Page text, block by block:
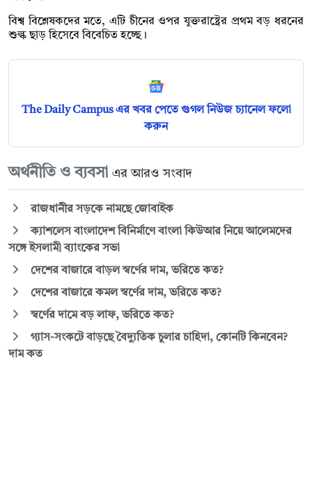
বিশ্ব বিশ্লেষকদের মতে, এটি চীনের ওপর যুক্তরাষ্ট্রের প্রথম বড় ধরনের
শুল্ক ছাড় হিসেবে বিবেচিত হচ্ছে।
The Daily Campus এর খবর পেতে গুগল নিউজ চ্যানেল ফলো
করুন
অর্থনীতি ও ব্যবসা এর আরও সংবাদ
রাজধানীর সড়কে নামছে জোবাইক
ক্যাশলেস বাংলাদেশ বিনির্মাণে বাংলা কিউআর নিয়ে আলেমদের
সঙ্গে ইসলামী ব্যাংকের সভা
দেশের বাজারে বাড়ল স্বর্ণের দাম, ভরিতে কত?
দেশের বাজারে কমল স্বর্ণের দাম, ভরিতে কত?
স্বর্ণের দামে বড় লাফ, ভরিতে কত?
গ্যাস-সংকটে বাড়ছে বৈদ্যুতিক চুলার চাহিদা, কোনটি কিনবেন?
দাম কত